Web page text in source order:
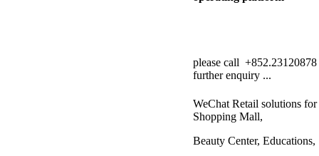
please call
further enquiry ...
WeChat Retail solutions
Shopping Mall,
Beauty Center,